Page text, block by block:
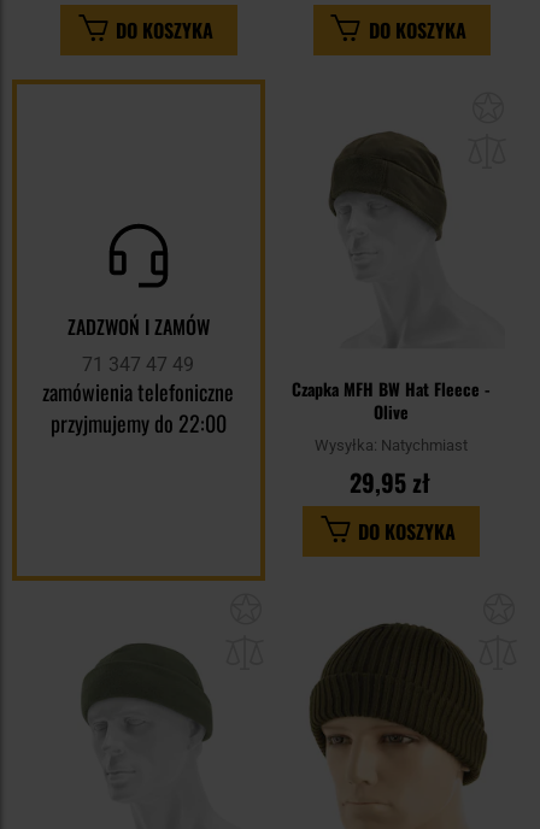
DO KOSZYKA DO KOSZYKA
ZADZWOŃ I ZAMÓW
71 347 47 49
zamówienia telefoniczne
przyjmujemy do 22:00
Czapka MFH BW Hat Fleece -
Olive
Wysyłka: Natychmiast
29,95 zł
DO KOSZYKA
schowka